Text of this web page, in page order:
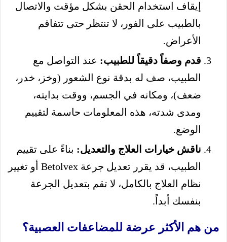
إيقاف استخدام الحقن بشكل مؤقت والاتصال
بالطبيب على الفور، لا تنتظر حتى تتفاقم
الأعراض.
قدم وصفاً دقيقاً للطبيب: عند التواصل مع
الطبيب، صف له بدقة نوع الشعور (وخز، خدر،
ضعف)، ومكانه في الجسم، ووقت بدايته،
ومدى شدته، هذه المعلومات حاسمة لتقييم
الوضع.
ناقش خيارات العلاج والتعديل: بناءً على تقييم
الطبيب، قد يقرر تعديل جرعة Betolvex أو تغيير
نظام العلاج بالكامل، لا تقم بتعديل الجرعة
بنفسك أبداً.
من هم الأكثر عرضة للمضاعفات العصبية؟